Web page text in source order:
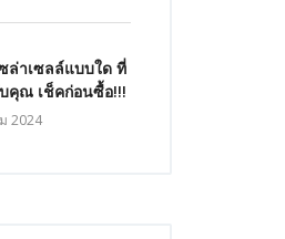
ภาวะแวดล้อมไม่มีผลต่อการนำเข้านี้
โมดูล PV ข้อมูลนี้สามารถส่งไปยังเ
ย
ล่าเซลล์แบบใด ที่
คุณ เช็คก่อนซื้อ!!!
2024